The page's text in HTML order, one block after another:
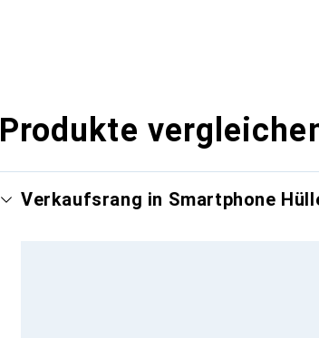
Produkte
Verkaufsrang in Smartphone